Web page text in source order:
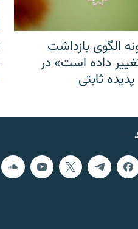
الگوی بازداشت
داده است» در
ثابتی